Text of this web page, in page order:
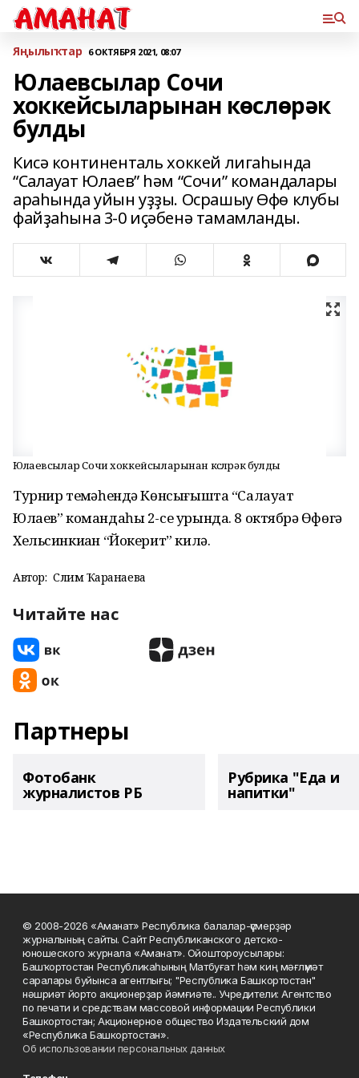
Яңылыҡтар 6 ОКТЯБРЯ 2021, 08:07
Юлаевсылар Сочи
хоккейсыларынан көслөрәк
булды
Кисә континенталь хоккей лигаһында
“Салауат Юлаев” һәм “Сочи” командалары
араһында уйын уҙҙы. Осрашыу Өфө клубы
файҙаһына 3-0 иҫәбенә тамамланды.
Юлаевсылар Сочи хоккейсыларынан көслөрәк булды
Турнир теҙмәһендә Көнсығышта “Салауат
Юлаев” командаһы 2-се урында. 8 октябрҙә Өфөгә
Хельсинкиҙан “Йокерит” килә.
Автор: Сәлимә Ҡаранаева
Читайте нас
Партнеры
Фотобанк
журналистов РБ
Рубрика "Еда и
напитки"
© 2008-2026 «Аманат» Республика балалар-үҫмерҙәр
журналының сайты. Сайт Республиканского детско-
юношеского журнала «Аманат». Ойоштороусылары:
Башҡортостан Республикаһының Матбуғат һәм киң мәғлүмәт
саралары буйынса агентлығы; "Республика Башкортостан"
нәшриәт йорто акционерҙар йәмғиәте.. Учредители: Агентство
по печати и средствам массовой информации Республики
Башкортостан; Акционерное общество Издательский дом
«Республика Башкортостан».
Об использовании персональных данных